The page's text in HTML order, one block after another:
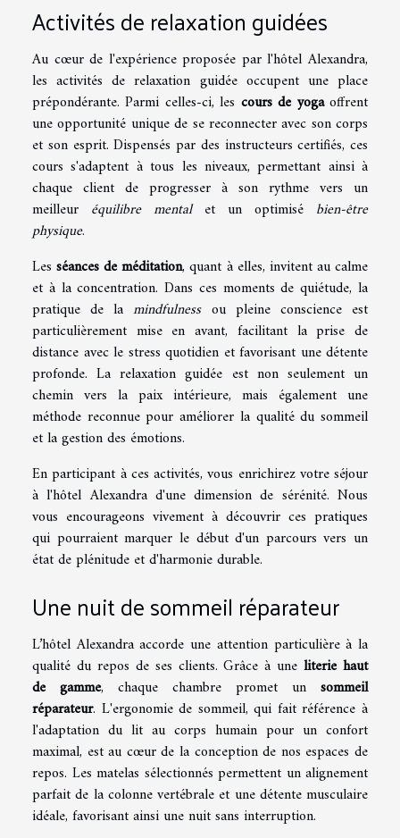
Activités de relaxation guidées
Au cœur de l'expérience proposée par l'hôtel Alexandra,
les activités de relaxation guidée occupent une place
prépondérante. Parmi celles-ci, les cours de yogaoffrent
une opportunité unique de se reconnecter avec son corps
et son esprit. Dispensés par des instructeurs certifiés, ces
cours s'adaptent à tous les niveaux, permettant ainsi à
chaque client de progresser à son rythme vers un
meilleur équilibre mentalet un optimisé bien-être
physique.
Lesséances de méditation, quant à elles, invitent au calme
et à la concentration. Dans ces moments de quiétude, la
pratique de lamindfulnessou pleine conscience est
particulièrement mise en avant, facilitant la prise de
distance avec le stress quotidien et favorisant une détente
profonde. La relaxation guidée est non seulement un
chemin vers la paix intérieure, mais également une
méthode reconnue pour améliorer la qualité du sommeil
et la gestion des émotions.
En participant à ces activités, vous enrichirez votre séjour
à l'hôtel Alexandra d'une dimension de sérénité. Nous
vous encourageons vivement à découvrir ces pratiques
qui pourraient marquer le début d'un parcours vers un
état de plénitude et d'harmonie durable.
Une nuit de sommeil réparateur
L’hôtel Alexandra accorde une attention particulière à la
qualité du repos de ses clients. Grâce à uneliterie haut
de gamme, chaque chambre promet un sommeil
réparateur. L'ergonomie de sommeil, qui fait référence à
l'adaptation du lit au corps humain pour un confort
maximal, est au cœur de la conception de nos espaces de
repos. Les matelas sélectionnés permettent un alignement
parfait de la colonne vertébrale et une détente musculaire
idéale, favorisant ainsi une nuit sans interruption.